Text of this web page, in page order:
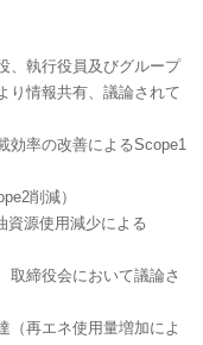
、執行役員及びグループ
り情報共有、議論されて
効率の改善によるScope1
削減）
源使用減少による
取締役会において議論さ
（再エネ使用量増加によ